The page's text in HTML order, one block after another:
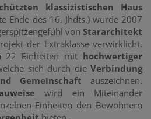
klassizistischen Haus
Ende des 16. Jhdts.) wurde 2007
von Stararchitekt
der Extraklasse verwirklicht.
22 Einheiten mit hochwertiger
sich durch die Verbindung
Gemeinschaft auszeichnen.
wird ein Miteinander
Einheiten den Bewohnern